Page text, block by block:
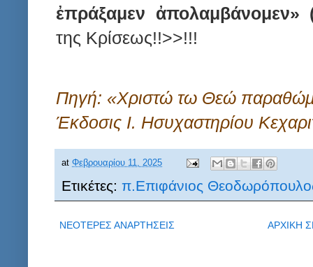
ἐπράξαμεν ἀπολαμβάνομεν»
της Κρίσεως!!>>!!!
Πηγή: «Χριστώ τω Θεώ
Έκδοσις Ι. Ησυχαστηρίου
at Φεβρουαρίου 11, 2025
Ετικέτες: π.Επιφάνιος
ΝΕΟΤΕΡΕΣ ΑΝΑΡΤΗΣΕΙΣ ΑΡΧΙΚΗ